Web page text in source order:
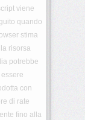
viene
quando
stima
risorsa
potrebbe
con
di rate
fino alla